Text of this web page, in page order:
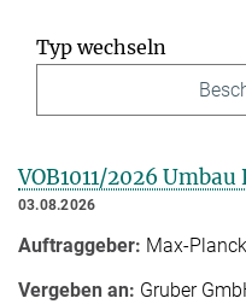
Typ wechseln
VOB1011/2026
03.08.2026
Auftraggeber: Max-
Vergeben an: Gruber